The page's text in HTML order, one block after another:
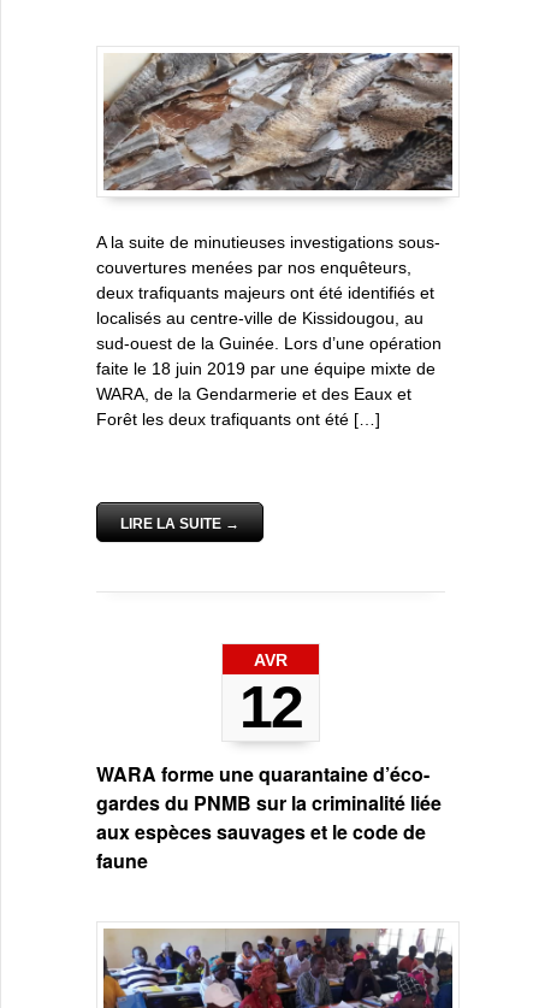
A la suite de minutieuses investigations sous-
couvertures menées par nos enquêteurs,
deux trafiquants majeurs ont été identifiés et
localisés au centre-ville de Kissidougou, au
sud-ouest de la Guinée. Lors d’une opération
faite le 18 juin 2019 par une équipe mixte de
WARA, de la Gendarmerie et des Eaux et
Forêt les deux trafiquants ont été […]
LIRE LA SUITE →
AVR
12
WARA forme une quarantaine d’éco-
gardes du PNMB sur la criminalité liée
aux espèces sauvages et le code de
faune